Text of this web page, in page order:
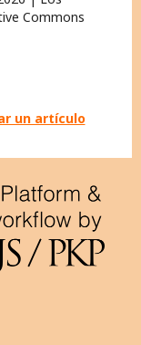
Commons
un artículo